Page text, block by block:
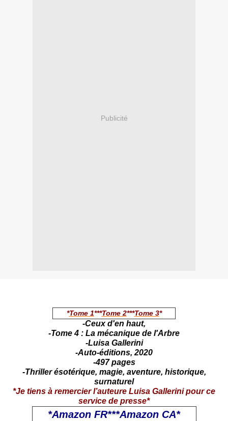
Publicité
*Tome 1***Tome 2***Tome 3*
-Ceux d'en haut,
-Tome 4 : La mécanique de l'Arbre
-Luisa Gallerini
-Auto-éditions, 2020
-497 pages
-Thriller ésotérique, magie, aventure, historique,
surnaturel
*Je tiens à remercier l’auteure Luisa Gallerini pour ce
service de presse*
*Amazon FR***Amazon CA*